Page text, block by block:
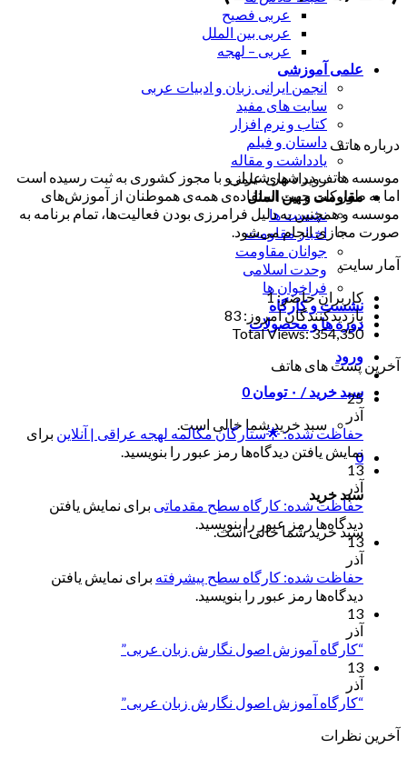
عربی فصیح
عربی بین الملل
عربی – لهجه
علمی آموزشی
انجمن ایرانی زبان و ادبیات عربی
سایت های مفید
کتاب و نرم افزار
داستان و فیلم
یادداشت و مقاله
رویداد های علمی
مقاومت و بین الملل
نشست ها
اخبار مقاومت
جوانان مقاومت
وحدت اسلامی
فراخوان ها
نشست و کارگاه
دوره ها و محصولات
ورود
سبد خرید / ۰ تومان 0
سبد خرید شما خالی است.
0
سبد خرید
سبد خرید شما خالی است.
درباره هاتف
موسسه هاتف در شهر شیراز و با مجوز کشوری به ثبت رسیده است
اما به طور کلی جهت استفاده‌ی همه‌ی هموطنان از آموزش‌های
موسسه و همچنین به دلیل فرامرزی بودن فعالیت‌ها، تمام برنامه به
صورت مجازی انجام می‌شود.
آمار سایت
کاربران حاضر:1
بازدیدکنندگان امروز: 83
Total Views:354,350
آخرین پست های هاتف
25
آذر
حفاظت شده: 🌟ستارگان مکالمه لهجه عراقی | آنلاین برای
نمایش یافتن دیدگاه‌ها رمز عبور را بنویسید.
13
آذر
حفاظت شده: کارگاه سطح مقدماتی برای نمایش یافتن
دیدگاه‌ها رمز عبور را بنویسید.
13
آذر
حفاظت شده: کارگاه سطح پیشرفته برای نمایش یافتن
دیدگاه‌ها رمز عبور را بنویسید.
13
آذر
“کارگاه آموزش اصول نگارش زبان عربی”
13
آذر
“کارگاه آموزش اصول نگارش زبان عربی”
آخرین نظرات